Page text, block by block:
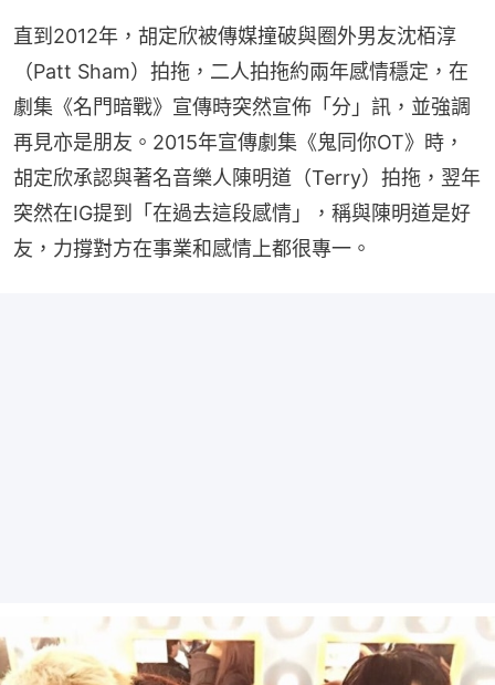
直到2012年，胡定欣被傳媒撞破與圈外男友沈栢淳
（Patt Sham）拍拖，二人拍拖約兩年感情穩定，在
劇集《名門暗戰》宣傳時突然宣佈「分」訊，並強調
再見亦是朋友。2015年宣傳劇集《鬼同你OT》時，
胡定欣承認與著名音樂人陳明道（Terry）拍拖，翌年
突然在IG提到「在過去這段感情」，稱與陳明道是好
友，力撐對方在事業和感情上都很專一。